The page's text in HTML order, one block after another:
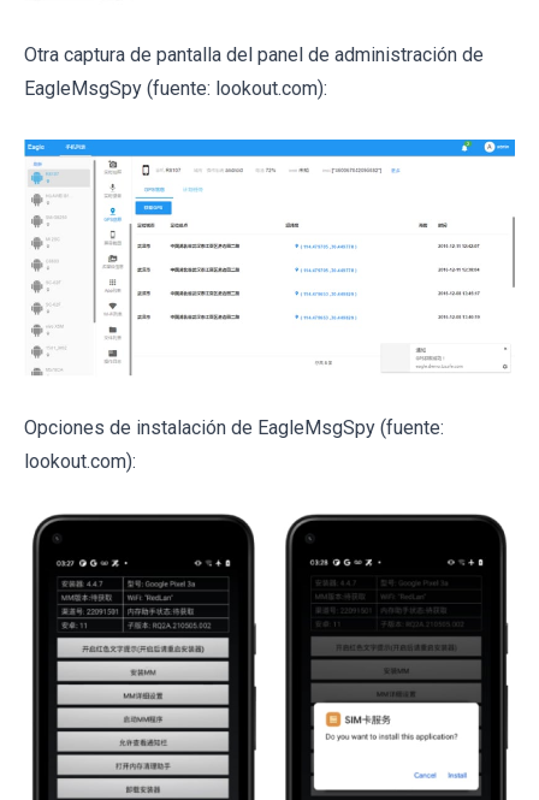
Otra captura de pantalla del panel de administración de
EagleMsgSpy (fuente: lookout.com):
Opciones de instalación de EagleMsgSpy (fuente:
lookout.com):